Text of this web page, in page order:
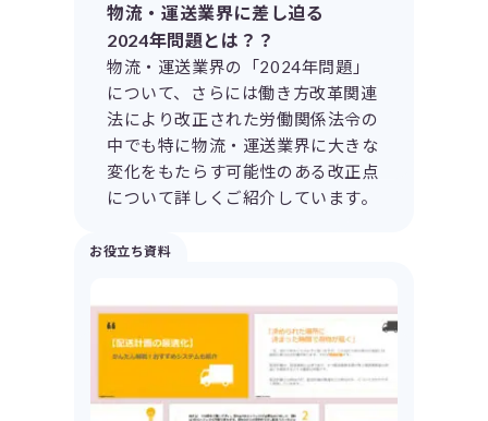
物流・運送業界に差し迫る
2024年問題とは？？
物流・運送業界の「2024年問題」
について、さらには働き方改革関連
法により改正された労働関係法令の
中でも特に物流・運送業界に大きな
変化をもたらす可能性のある改正点
について詳しくご紹介しています。
お役立ち資料